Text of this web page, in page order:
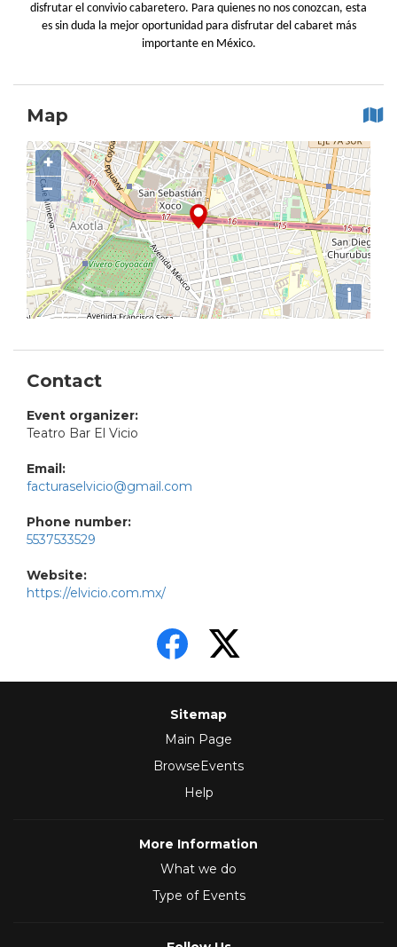
disfrutar el convivio cabaretero. Para quienes no nos conozcan, esta
es sin duda la mejor oportunidad para disfrutar del cabaret más
importante en México.
Map
+
−
i
Contact
Event organizer:
Teatro Bar El Vicio
Email:
facturaselvicio@gmail.com
Phone number:
5537533529
Website:
https://elvicio.com.mx/
Sitemap
Main Page
BrowseEvents
Help
More Information
What we do
Type of Events